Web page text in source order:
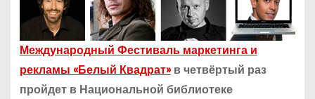
Международный Фестиваль маркетинга и
рекламы «Белый Квадрат» в четвёртый раз
пройдет в Национальной библиотеке